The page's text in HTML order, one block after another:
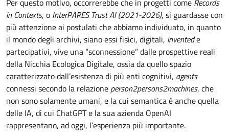
Per questo motivo, occorrerebbe che in progetti come Records
in Contexts, o InterPARES Trust AI (2021-2026), si guardasse con
più attenzione ai postulati che abbiamo individuato, in quanto
il mondo degli archivi, siano essi fisici, digitali, inventede
partecipativi, vive una “sconnessione” dalle prospettive reali
della Nicchia Ecologica Digitale, ossia da quello spazio
caratterizzato dall’esistenza di più enti cognitivi, agents
connessi secondo la relazione person2persons2machines, che
non sono solamente umani, e la cui semantica è anche quella
delle IA, di cui ChatGPT e la sua azienda OpenAI
rappresentano, ad oggi, l’esperienza più importante.